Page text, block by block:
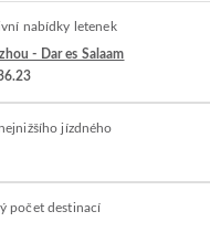
nabídky letenek
- Dar es Salaam
jízdného
počet destinací